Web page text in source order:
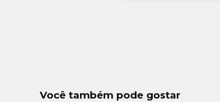
Você também pode gostar